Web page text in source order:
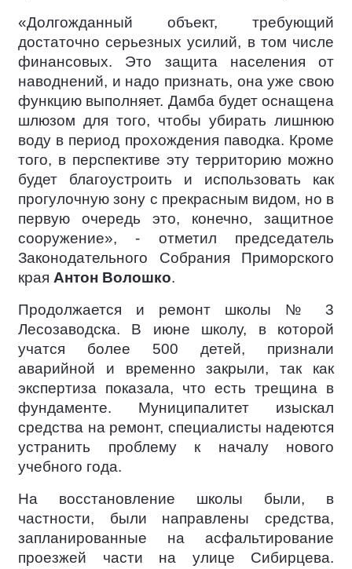
«Долгожданный объект, требующий
достаточно серьезных усилий, в том числе
финансовых. Это защита населения от
наводнений, и надо признать, она уже свою
функцию выполняет. Дамба будет оснащена
шлюзом для того, чтобы убирать лишнюю
воду в период прохождения паводка. Кроме
того, в перспективе эту территорию можно
будет благоустроить и использовать как
прогулочную зону с прекрасным видом, но в
первую очередь это, конечно, защитное
сооружение», - отметил председатель
Законодательного Собрания Приморского
края Антон Волошко.
Продолжается и ремонт школы № 3
Лесозаводска. В июне школу, в которой
учатся более 500 детей, признали
аварийной и временно закрыли, так как
экспертиза показала, что есть трещина в
фундаменте. Муниципалитет изыскал
средства на ремонт, специалисты надеются
устранить проблему к началу нового
учебного года.
На восстановление школы были, в
частности, были направлены средства,
запланированные на асфальтирование
проезжей части на улице Сибирцева.